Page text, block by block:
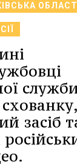
схованку,
засіб